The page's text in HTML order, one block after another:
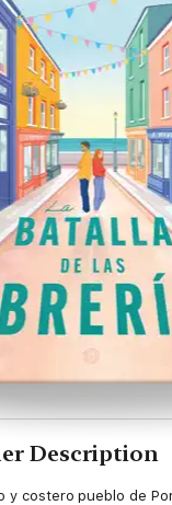
Description
y costero pueblo de